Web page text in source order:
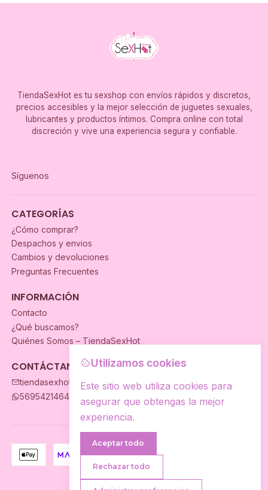
TiendaSexHot es tu sexshop con envíos rápidos y discretos,
precios accesibles y la mejor selección de juguetes sexuales,
lubricantes y productos íntimos. Compra online con total
discreción y vive una experiencia segura y confiable.
Síguenos
CATEGORÍAS
¿Cómo comprar?
Despachos y envios
Cambios y devoluciones
Preguntas Frecuentes
INFORMACIÓN
Contacto
¿Qué buscamos?
Quiénes Somos – TiendaSexHot
CONTÁCTANOS
tiendasexhot@gmail.com
56954214649
Utilizamos cookies
Este sitio web utiliza cookies para
asegurar que obtengas la mejor
experiencia.
Aceptar todo
Rechazar todo